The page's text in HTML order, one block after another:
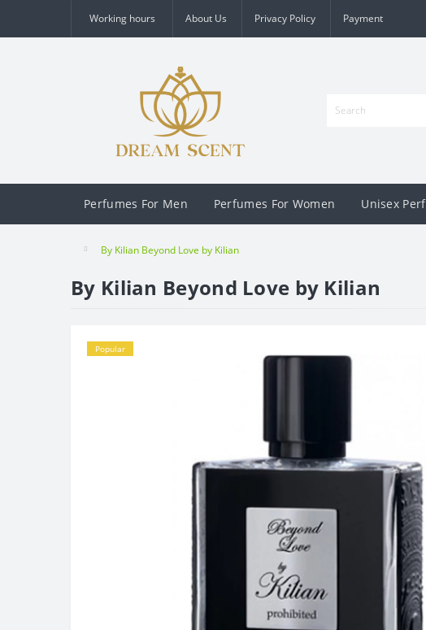
Working hours About Us Privacy Policy Payment
Perfumes For Men Perfumes For Women Unisex
By Kilian Beyond Love by Kilian
By Kilian Beyond Love by Kilian
Popular